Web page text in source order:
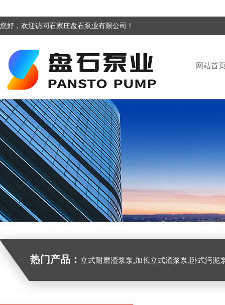
您好，欢迎访问石家庄盘石泵业有限公司！
网站首
热门产品： 立式耐磨渣浆泵,加长立式渣浆泵,卧式污泥